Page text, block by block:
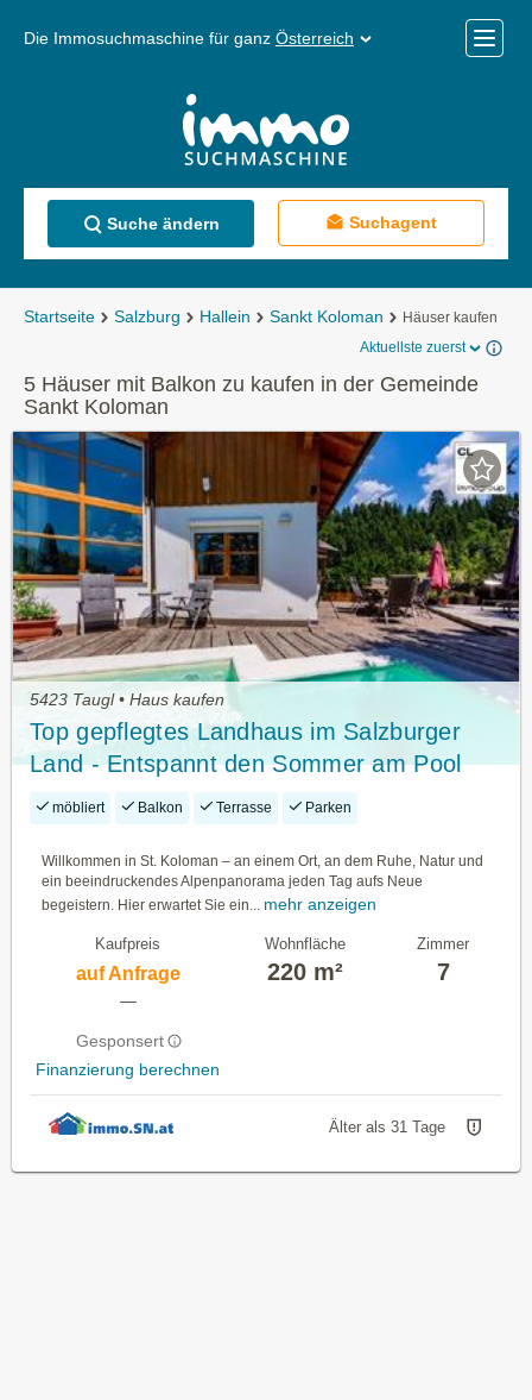
Die Immosuchmaschine für ganz Österreich
Menü
Suche ändern Suchagent
Startseite Salzburg Hallein Sankt Koloman
Häuser kaufen
Aktuellste zuerst
5 Häuser mit Balkon zu kaufen in der Gemeinde
Sankt Koloman
5423 Taugl • Haus kaufen
Top gepflegtes Landhaus im Salzburger
Land - Entspannt den Sommer am Pool
genießen...
möbliert Balkon Terrasse Parken
Willkommen in St. Koloman – an einem Ort, an dem Ruhe, Natur und
ein beeindruckendes Alpenpanorama jeden Tag aufs Neue
begeistern. Hier erwartet Sie ein...
mehr anzeigen
Kaufpreis
auf Anfrage
—
Gesponsert
Finanzierung berechnen
Wohnfläche
220 m²
Zimmer
7
Älter als 31 Tage